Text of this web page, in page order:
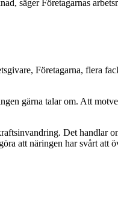
säger Företagarnas
Företagarna, flera
gärna talar om. Att
Det handlar
att näringen har svårt att